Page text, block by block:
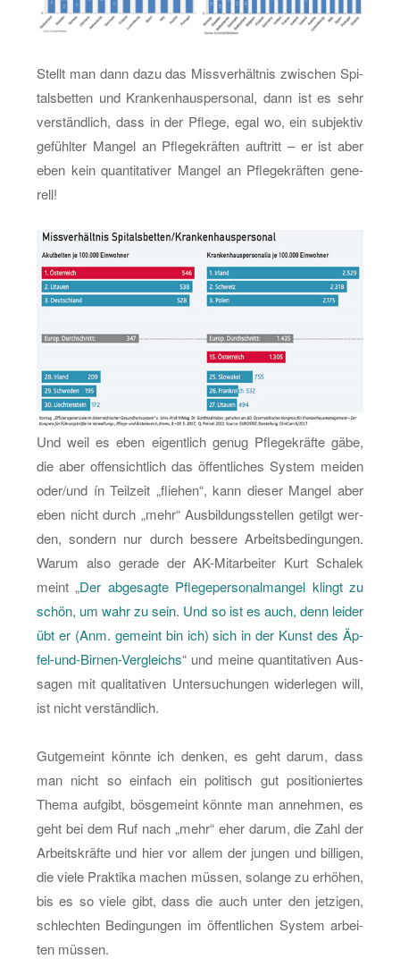
Stellt man dann dazu das Miss­ver­hält­nis zwi­schen Spi­
tals­bet­ten und Kran­ken­haus­per­so­nal, dann ist es sehr
ver­ständ­lich, dass in der Pfle­ge, egal wo, ein sub­jek­tiv
ge­fühl­ter Man­gel an Pfle­ge­kräf­ten auf­tritt – er ist aber
eben kein quan­ti­ta­ti­ver Man­gel an Pfle­ge­kräf­ten ge­ne­
rell!
Und weil es eben ei­gent­lich genug Pfle­ge­kräf­te gäbe,
die aber of­fen­sicht­lich das öf­fent­li­ches Sys­tem mei­den
oder/und ín Teil­zeit „flie­hen“, kann die­ser Man­gel aber
eben nicht durch „mehr“ Aus­bil­dungs­stel­len ge­tilgt wer­
den, son­dern nur durch bes­se­re Ar­beits­be­din­gun­gen.
Warum also ge­ra­de der AK-Mit­ar­bei­ter Kurt Scha­lek
meint „Der ab­ge­sag­te Pfle­ge­per­so­nal­man­gel klingt zu
schön, um wahr zu sein. Und so ist es auch, denn lei­der
übt er (Anm. ge­meint bin ich) sich in der Kunst des Äp­
fel-und-Bir­nen-Ver­gleichs“ und meine quan­ti­ta­ti­ven Aus­
sa­gen mit qua­li­ta­ti­ven Un­ter­su­chun­gen wi­der­le­gen will,
ist nicht ver­ständ­lich.
Gut­ge­meint könn­te ich den­ken, es geht darum, dass
man nicht so ein­fach ein po­li­tisch gut po­si­tio­nier­tes
Thema auf­gibt, bös­ge­meint könn­te man an­neh­men, es
geht bei dem Ruf nach „mehr“ eher darum, die Zahl der
Ar­beits­kräf­te und hier vor allem der jun­gen und bil­li­gen,
die viele Prak­ti­ka ma­chen müs­sen, so­lan­ge zu er­hö­hen,
bis es so viele gibt, dass die auch unter den jet­zi­gen,
schlech­ten Be­din­gun­gen im öf­fent­li­chen Sys­tem ar­bei­
ten müs­sen.